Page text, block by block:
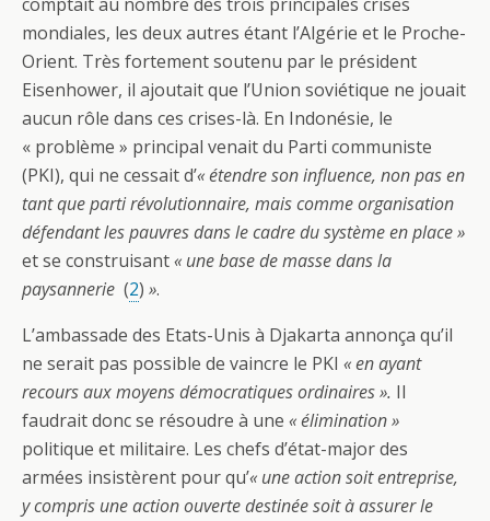
mondiales, les deux autres étant l’Algérie et le Proche-
Orient. Très fortement soutenu par le président
Eisenhower, il ajoutait que l’Union soviétique ne jouait
aucun rôle dans ces crises-là. En Indonésie, le
« problème » principal venait du Parti communiste
(PKI), qui ne cessait d’« étendre son influence, non pas en
tant que parti révolutionnaire, mais comme organisation
défendant les pauvres dans le cadre du système en place »
et se construisant« une base de masse dans la
paysannerie (2) ».
L’ambassade des Etats-Unis à Djakarta annonça qu’il
ne serait pas possible de vaincre le PKI « en ayant
recours aux moyens démocratiques ordinaires ». Il
faudrait donc se résoudre à une « élimination »
politique et militaire. Les chefs d’état-major des
armées insistèrent pour qu’« une action soit entreprise,
y compris une action ouverte destinée soit à assurer le